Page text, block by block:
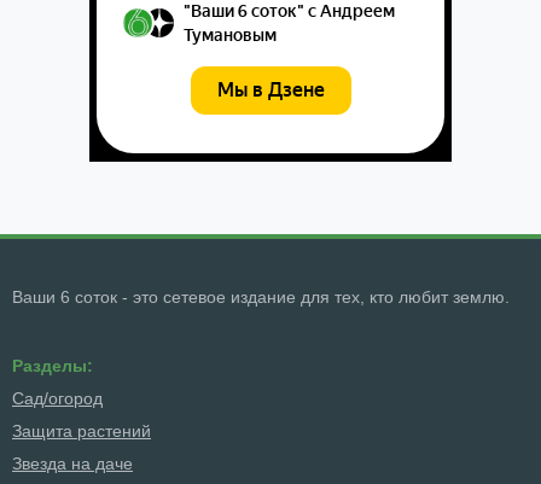
Ваши 6 соток - это сетевое издание для тех, кто любит землю.
Разделы:
Сад/огород
Защита растений
Звезда на даче